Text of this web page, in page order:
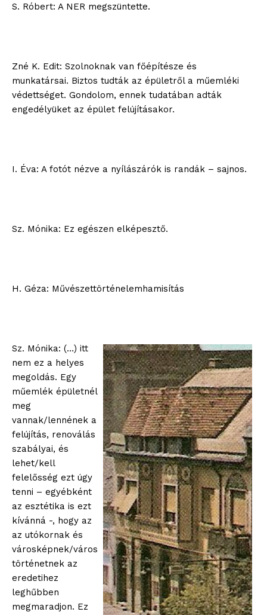
S. Róbert: A NER megszüntette.
Zné K. Edit: Szolnoknak van főépítésze és
munkatársai. Biztos tudták az épületről a műemléki
védettséget. Gondolom, ennek tudatában adták
engedélyüket az épület felújításakor.
I. Éva: A fotót nézve a nyílászárók is randák – sajnos.
Sz. Mónika: Ez egészen elképesztő.
H. Géza: Művészettörténelemhamisítás
Sz. Mónika: (…) itt
nem ez a helyes
megoldás. Egy
műemlék épületnél
meg
vannak/lennének a
felújítás, renoválás
szabályai, és
lehet/kell
felelősség ezt úgy
tenni – egyébként
az esztétika is ezt
kívánná -, hogy az
az utókornak és
városképnek/város
történetnek az
eredetihez
leghűbben
megmaradjon. Ez